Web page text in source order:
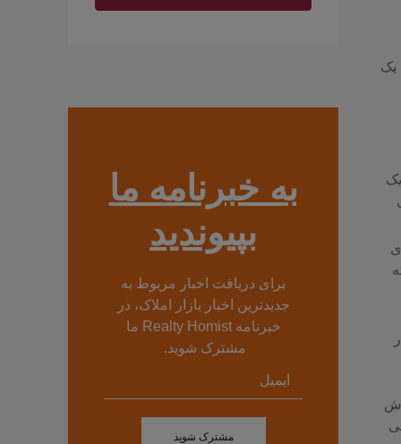
یک
به خبرنامه ما
بپیوندید
برای دریافت اخبار مربوط به
جدیدترین اخبار بازار املاک، در
خبرنامه Realty Homist ما
مشترک شوید.
مشترک شوید